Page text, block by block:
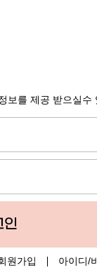
보를 제공 받으실수
인
원가입 아이디/